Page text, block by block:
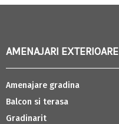
AMENAJARI EXTERIOARE
Amenajare gradina
Balcon si terasa
Gradinarit